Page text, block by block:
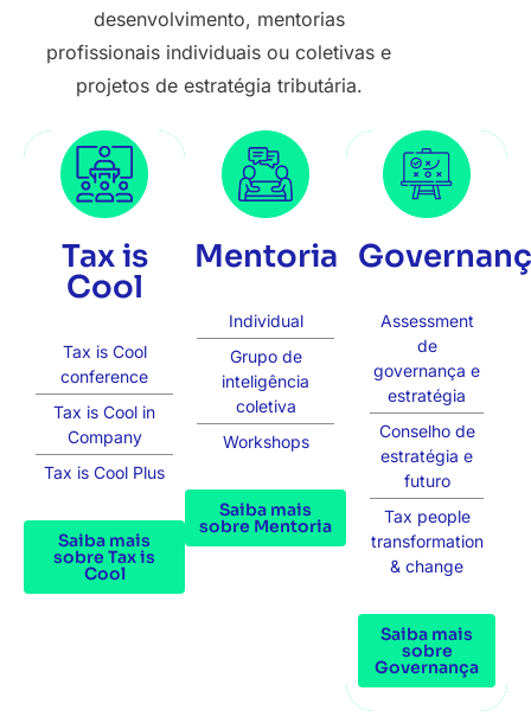
desenvolvimento, mentorias
profissionais individuais ou coletivas e
projetos de estratégia tributária.
Tax is
Cool
Tax is Cool
conference
Tax is Cool in
Company
Tax is Cool Plus
Saiba mais
sobre Tax is
Cool
Mentoria
Individual
Grupo de
inteligência
coletiva
Workshops
Saiba mais
sobre Mentoria
Assessment
de
governança e
estratégia
Conselho de
estratégia e
futuro
Tax people
transformation
& change
Saiba mais
sobre
Governança